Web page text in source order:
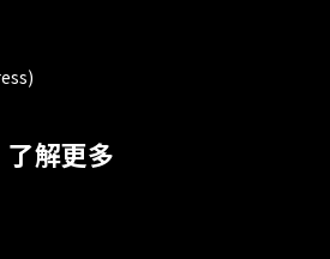
了解更多